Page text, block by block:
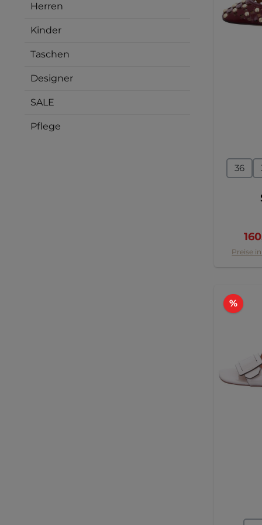
Herren
Kinder
Taschen
Designer
SALE
Pflege
36
Preise
%